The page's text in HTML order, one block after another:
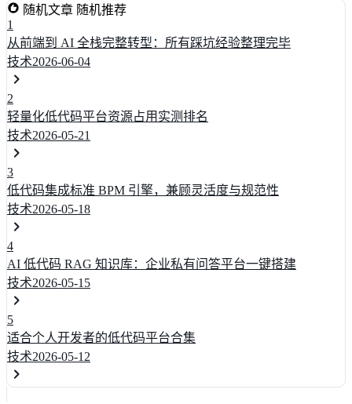
随机文章 随机推荐
1
从前端到 AI 全栈完整转型：所有踩坑经验整理完毕
技术2026-06-04
2
轻量化低代码平台资源占用实测排名
技术2026-05-21
3
低代码集成标准 BPM 引擎，兼顾灵活度与规范性
技术2026-05-18
4
AI 低代码 RAG 知识库：企业私有问答平台一键搭建
技术2026-05-15
5
适合个人开发者的低代码平台合集
技术2026-05-12